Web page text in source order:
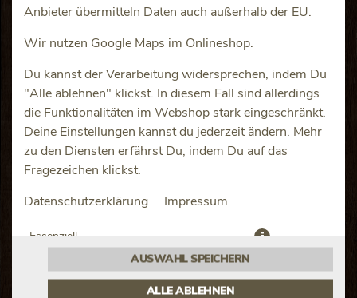
Anbieter übermitteln Daten auch außerhalb der EU.
Wir nutzen Google Maps im Onlineshop.
Du kannst der Verarbeitung widersprechen, indem Du
"Alle ablehnen" klickst. In diesem Fall sind allerdings
die Funktionalitäten im Webshop stark eingeschränkt.
Deine Einstellungen kannst du jederzeit ändern. Mehr
zu den Diensten erfährst Du, indem Du auf das
Fragezeichen klickst.
Datenschutzerklärung Impressum
Essenziell
AUSWAHL SPEICHERN
ALLE ABLEHNEN